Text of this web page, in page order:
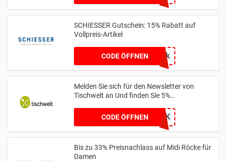
SCHIESSER Gutschein: 15% Rabatt auf
Vollpreis-Artikel
CODE ÖFFNEN6uapk
Melden Sie sich für den Newsletter von
Tischwelt an Und finden Sie 5%
CODE ÖFFNEN BMVK
Bis zu 33% Preisnachlass auf Midi Röcke für
Damen